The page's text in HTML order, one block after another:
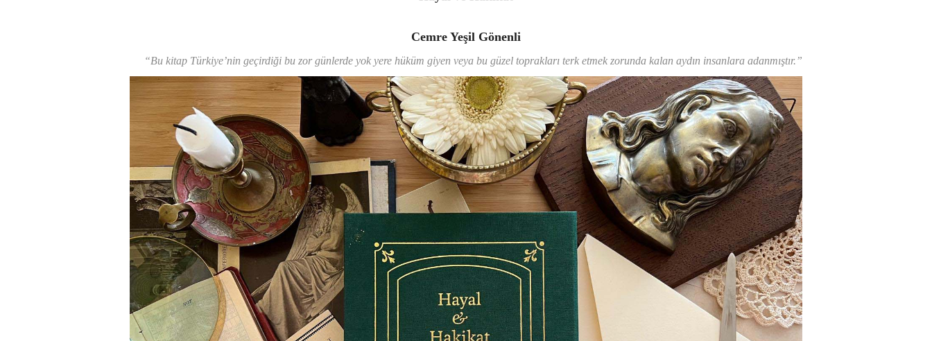
Cemre Yeşil Gönenli
“Bu kitap Türkiye’nin geçirdiği bu zor günlerde yok yere hüküm giyen veya bu güzel toprakları terk etmek zorunda kalan aydın insanlara adanmıştır.”